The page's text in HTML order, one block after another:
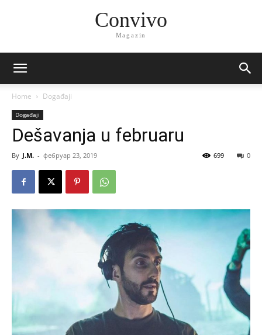
Convivo
Magazin
Home Događaji
Događaji
Dešavanja u februaru
By J.M. - фебруар 23, 2019 0
699